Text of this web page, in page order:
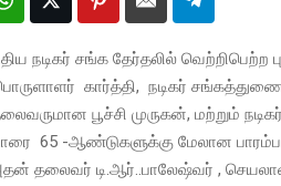
நடிகர் சங்க தேர்தலில் வெற்றிபெற்ற
கார்த்தி, நடிகர்
பூச்சி முருகன், மற்றும்
65 -ஆண்டுகளுக்கு மேலான
தலைவர் டி.ஆர்..பாலேஷ்வர் ,